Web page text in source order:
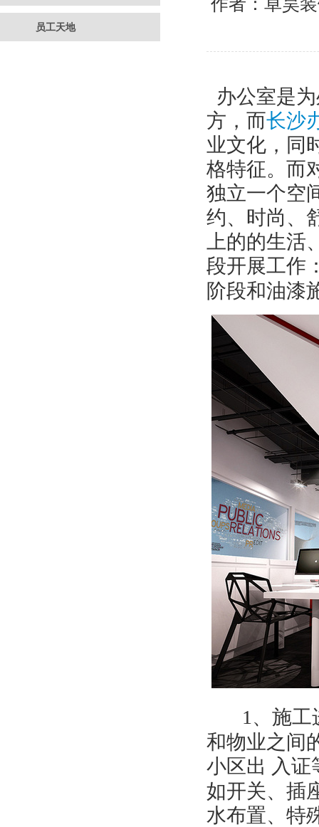
员工天地
作者：卓昊
办公室是
方，而长沙
业文化，同
格特征。而
独立一个空
约、时尚、
上的的生
段开展工作
阶段和油漆
1 、施工
和物业之间
小区出 入
如开关、插
水布置、特